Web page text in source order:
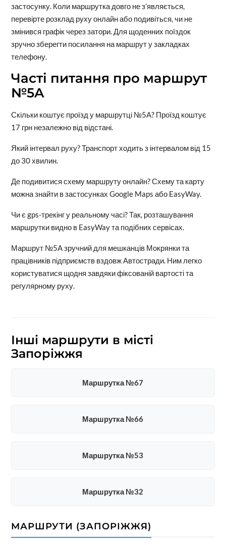
застосунку. Коли маршрутка довго не з’являється,
перевірте розклад руху онлайн або подивіться, чи не
змінився графік через затори. Для щоденних поїздок
зручно зберегти посилання на маршрут у закладках
телефону.
Часті питання про маршрут
№5A
Скільки коштує проїзд у маршрутці №5A? Проїзд коштує
17 грн незалежно від відстані.
Який інтервал руху? Транспорт ходить з інтервалом від 15
до 30 хвилин.
Де подивитися схему маршруту онлайн? Схему та карту
можна знайти в застосунках Google Maps або EasyWay.
Чи є gps-трекінг у реальному часі? Так, розташування
маршрутки видно в EasyWay та подібних сервісах.
Маршрут №5A зручний для мешканців Мокрянки та
працівників підприємств вздовж Автостради. Ним легко
користуватися щодня завдяки фіксованій вартості та
регулярному руху.
Інші маршрути в місті
Запоріжжя
Маршрутка №67
Маршрутка №66
Маршрутка №53
Маршрутка №32
МАРШРУТИ (ЗАПОРІЖЖЯ)